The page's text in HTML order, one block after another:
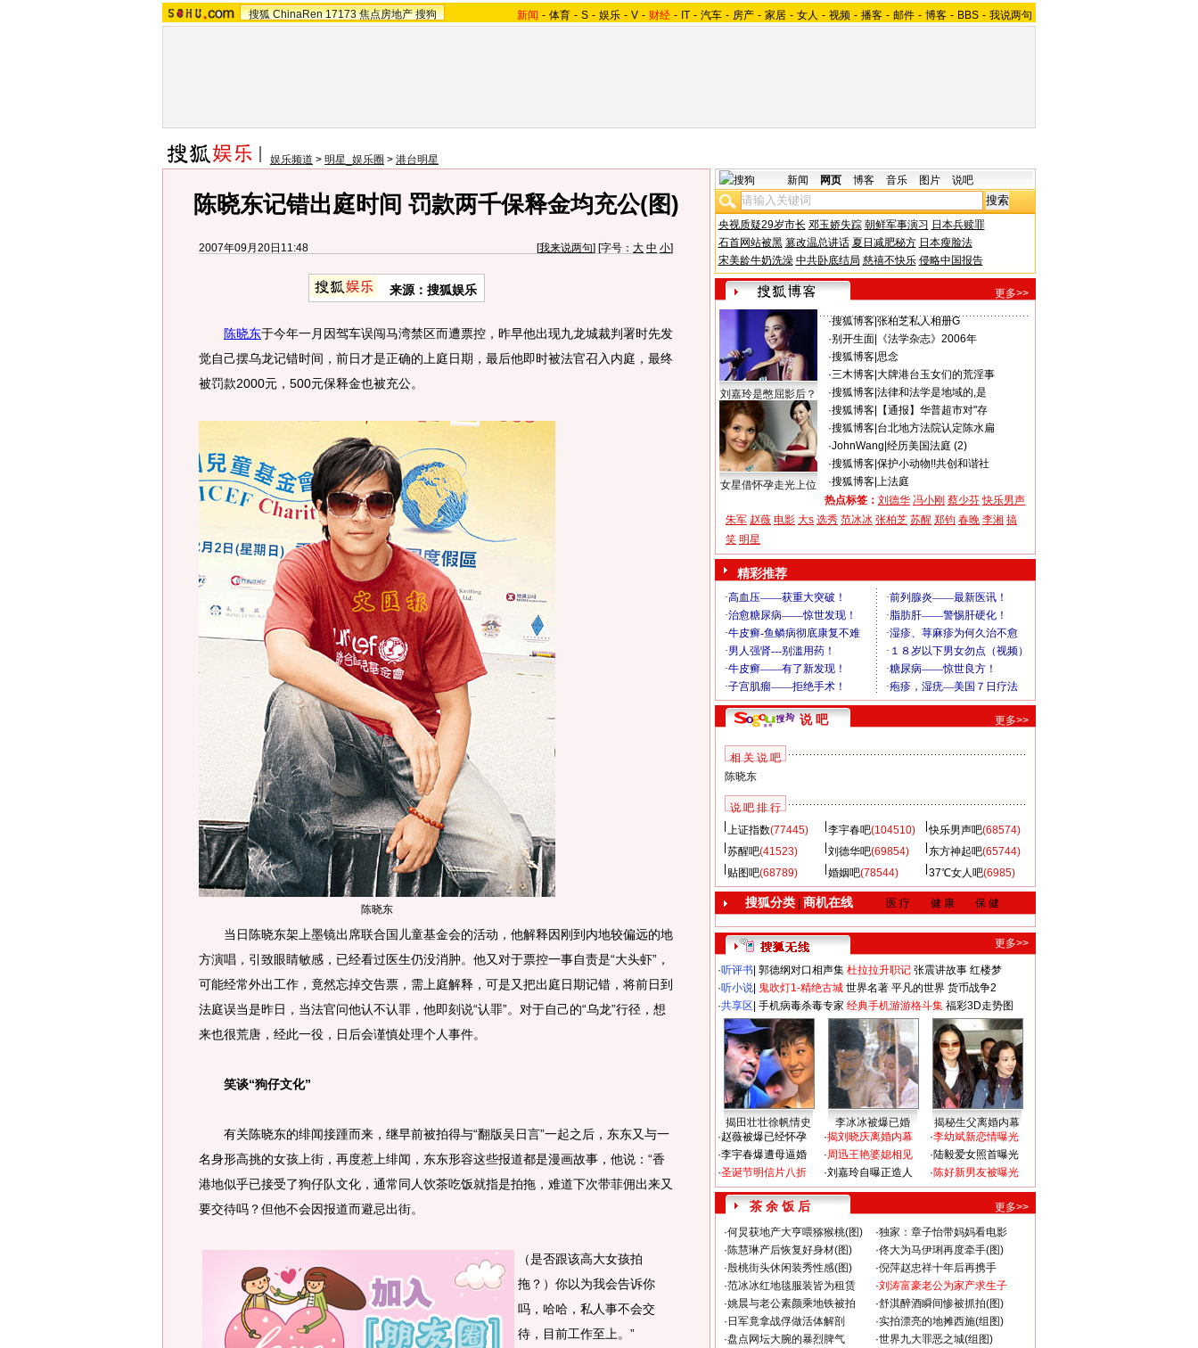
搜狐 ChinaRen 17173 焦点房地产 搜狗 新闻 - 体育 - S - 娱乐 - V - 财经 - IT - 汽车 - 房产 - 家居 - 女人 - 视频 - 播客 - 邮件 - 博客 - BBS - 我说两句
娱乐频道 > 明星_娱乐圈 > 港台明星
陈晓东记错出庭时间 罚款两千保释金均充公(图)
2007年09月20日11:48 [我来说两句] [字号： 大 中 小]
来源：搜狐娱乐
陈晓东于今年一月因驾车误闯马湾禁区而遭票控，昨早他出现九龙城裁判署时先发
觉自己摆乌龙记错时间，前日才是正确的上庭日期，最后他即时被法官召入内庭，最终
被罚款2000元，500元保释金也被充公。
陈晓东
当日陈晓东架上墨镜出席联合国儿童基金会的活动，他解释因刚到内地较偏远的地
方演唱，引致眼睛敏感，已经看过医生仍没消肿。他又对于票控一事自责是“大头虾”，
可能经常外出工作，竟然忘掉交告票，需上庭解释，可是又把出庭日期记错，将前日到
法庭误当是昨日，当法官问他认不认罪，他即刻说“认罪”。对于自己的“乌龙”行径，想
来也很荒唐，经此一役，日后会谨慎处理个人事件。
笑谈“狗仔文化”
有关陈晓东的绯闻接踵而来，继早前被拍得与“翻版吴日言”一起之后，东东又与一
名身形高挑的女孩上街，再度惹上绯闻，东东形容这些报道都是漫画故事，他说：“香
港地似乎已接受了狗仔队文化，通常同人饮茶吃饭就指是拍拖，难道下次带菲佣出来又
要交待吗？但他不会因报道而避忌出街。
（是否跟该高大女孩拍
拖？）你以为我会告诉你
吗，哈哈，私人事不会交
待，目前工作至上。”
新闻 网页 博客 音乐 图片 说吧
央视质疑29岁市长 邓玉娇失踪 朝鲜军事演习 日本兵赎罪
石首网站被黑 篡改温总讲话 夏日减肥秘方 日本瘦脸法
宋美龄牛奶洗澡 中共卧底结局 慈禧不快乐 侵略中国报告
更多>>
刘嘉玲是憋屈影后？
女星借怀孕走光上位
·搜狐博客| 张柏芝私人相册G
·别开生面|
《法学杂志》2006年
·搜狐博客| 思念
·三木博客| 大牌港台玉女们的荒淫事
·搜狐博客| 法律和法学是地域的,是
·搜狐博客|
【通报】华普超市对"存
·搜狐博客| 台北地方法院认定陈水扁
·JohnWang 经历美国法庭 (2)
·搜狐博客| 保护小动物!!共创和谐社
·搜狐博客| 上法庭
热点标签： 刘德华 冯小刚 蔡少芬 快乐男声
朱军 赵薇 电影 大s 选秀 范冰冰 张柏芝 苏醒 郑钧 春晚 李湘 搞
笑 明星
精彩推荐
说 吧 更多>>
相 关 说 吧
陈晓东
说 吧 排 行
上证指数(77445) 李宇春吧(104510) 快乐男声吧(68574)
苏醒吧(41523) 刘德华吧(69854) 东方神起吧(65744)
贴图吧(68789) 婚姻吧(78544) 37℃女人吧(6985)
搜狐分类| 商机在线 医 疗 健 康 保 健
更多>>
·听评书 郭德纲对口相声集 杜拉拉升职记 张震讲故事 红楼梦
·听小说 鬼吹灯1-精绝古城 世界名著 平凡的世界 货币战争2
·共享区 手机病毒杀毒专家 经典手机游游格斗集 福彩3D走势图
揭田壮壮徐帆情史 李冰冰被爆已婚
揭秘生父离婚内幕
·赵薇被爆已经怀孕
·李宇春爆遭母逼婚
·圣诞节明信片八折
·揭刘晓庆离婚内幕
·周迅王艳婆媳相见
·刘嘉玲自曝正造人
·李幼斌新恋情曝光
·陆毅爱女照首曝光
·陈好新男友被曝光
茶 余 饭 后
更多>>
·何炅获地产大亨喂猕猴桃(图) ·独家：章子怡带妈妈看电影
·陈慧琳产后恢复好身材(图) ·佟大为马伊琍再度牵手(图)
·殷桃街头休闲装秀性感(图) ·倪萍赵忠祥十年后再携手
·范冰冰红地毯服装皆为租赁 ·刘涛富豪老公为家产求生子
·姚晨与老公素颜乘地铁被拍 ·舒淇醉酒瞬间惨被抓拍(图)
· 日军竟拿战俘做活体解剖 ·实拍漂亮的地摊西施(组图)
·盘点网坛大腕的暴烈脾气 ·世界九大罪恶之城(组图)